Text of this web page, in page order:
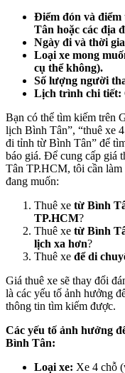
Điểm đón và
Tân hoặc các địa
Ngày đi và thời
Loại xe mong
cụ thể không).
Số lượng người
Lịch trình chi tiết:
Bạn có thể tìm kiếm trên
lịch Bình Tân”, “thuê xe
đi tỉnh từ Bình Tân” để
báo giá. Để cung cấp giá
Tân TP.HCM, tôi cần làm
đang muốn:
Thuê xe từ Bình
TP.HCM?
Thuê xe từ Bình
lịch xa hơn?
Thuê xe để di
Giá thuê xe sẽ thay đổi
là các yếu tố ảnh hưởng
thông tin tìm kiếm được.
Các yếu tố ảnh hưởng
Bình Tân:
Loại xe: Xe 4 chỗ